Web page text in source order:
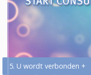
5. U wordt verbonden +